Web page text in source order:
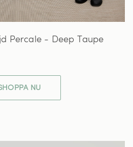
Percale - Deep Taupe
NU